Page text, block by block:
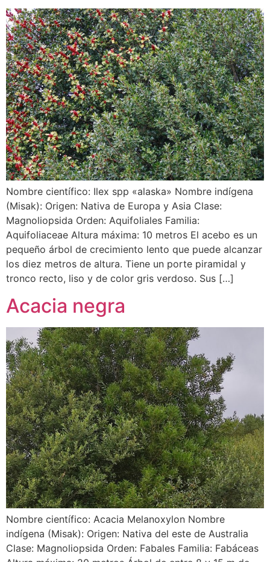
Nombre científico: Ilex spp «alaska» Nombre indígena
(Misak): Origen: Nativa de Europa y Asia Clase:
Magnoliopsida Orden: Aquifoliales Familia:
Aquifoliaceae Altura máxima: 10 metros El acebo es un
pequeño árbol de crecimiento lento que puede alcanzar
los diez metros de altura. Tiene un porte piramidal y
tronco recto, liso y de color gris verdoso. Sus […]
Acacia negra
Nombre científico: Acacia Melanoxylon Nombre
indígena (Misak): Origen: Nativa del este de Australia
Clase: Magnoliopsida Orden: Fabales Familia: Fabáceas